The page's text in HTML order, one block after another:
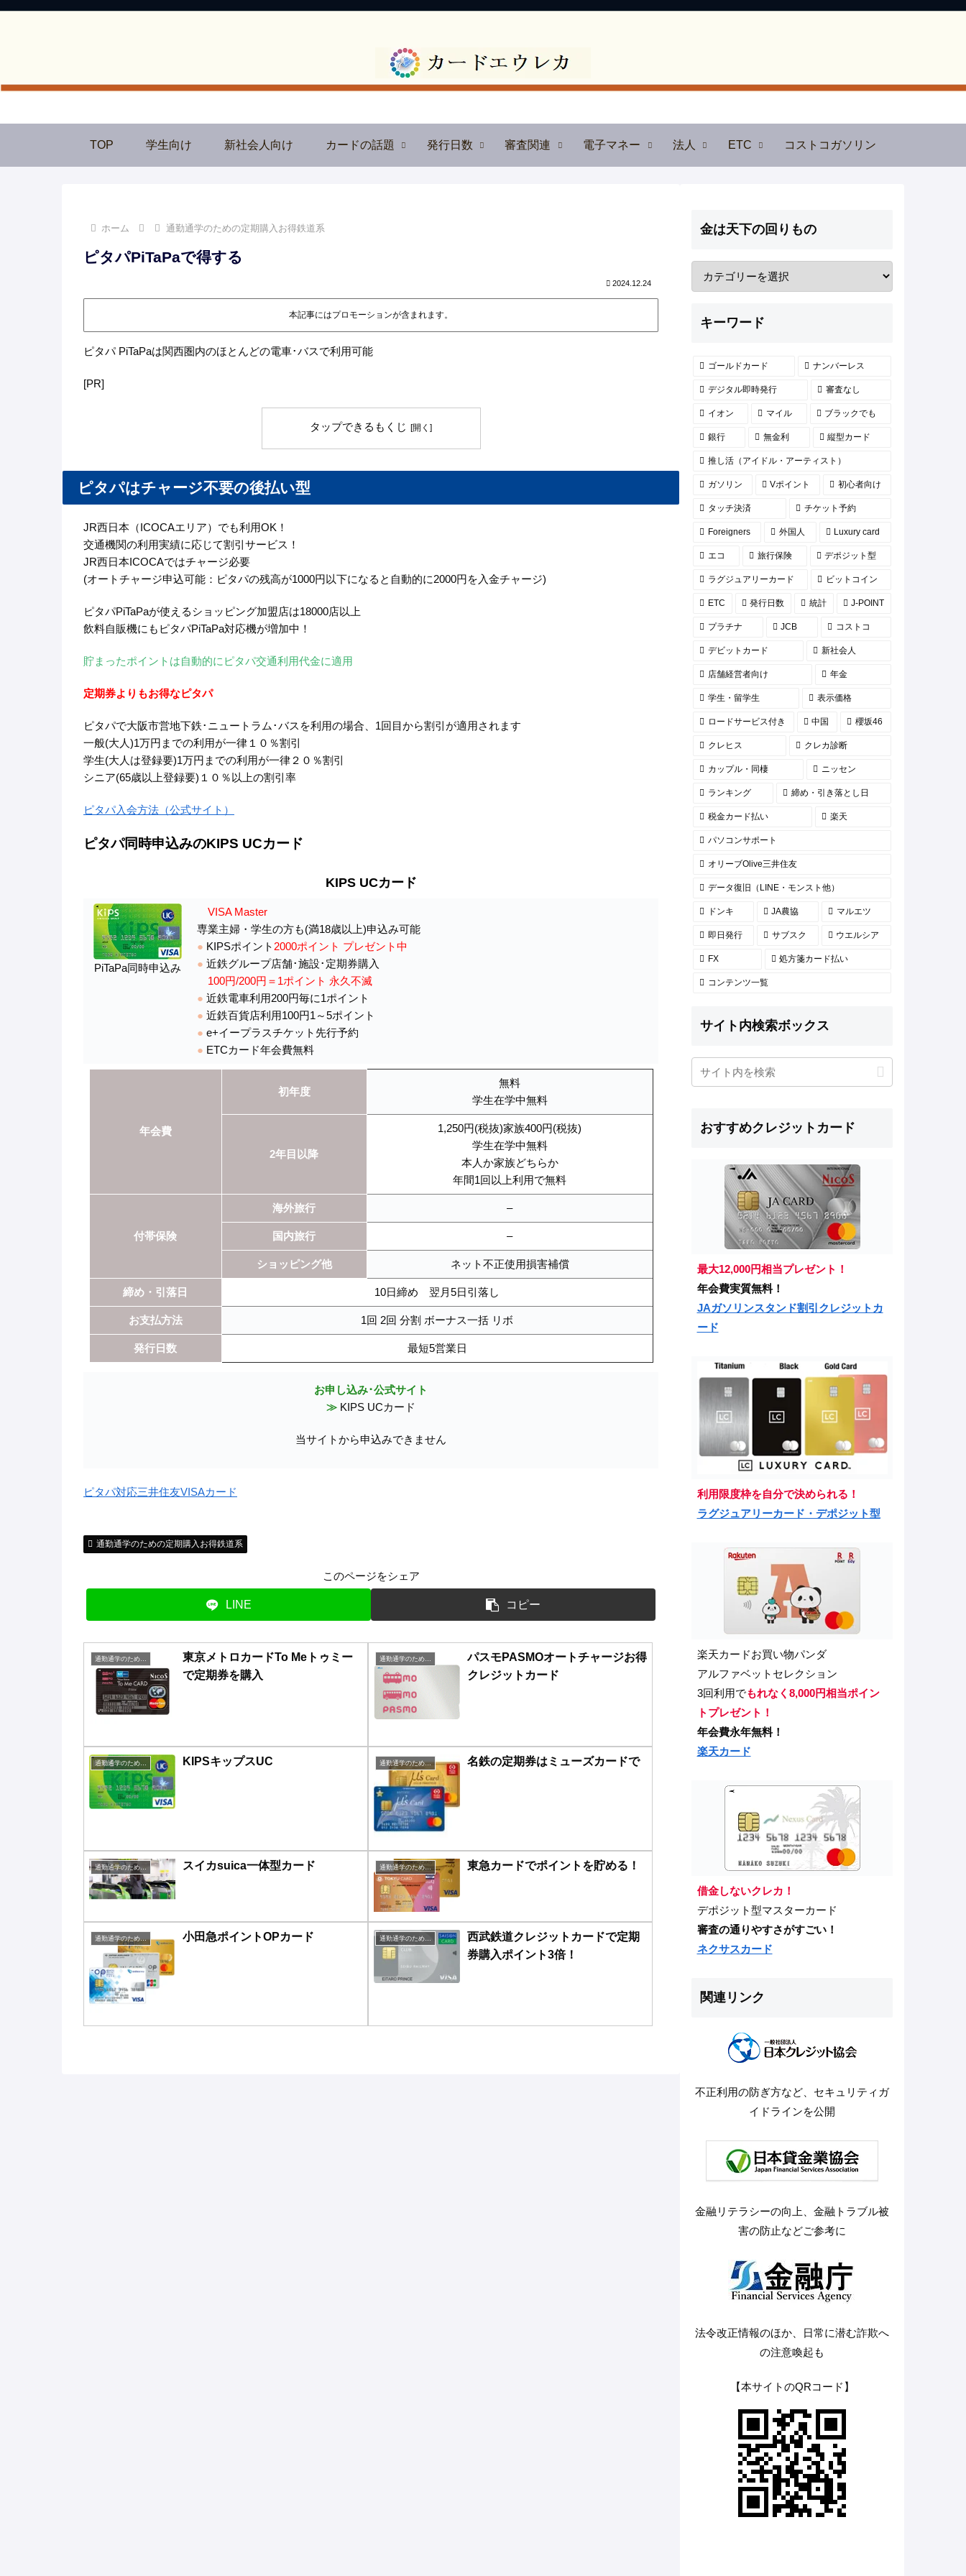
TOP 学生向け 新社会人向け カードの話題 発行日数 審査関連 電子マネー 法人 ETC コストコガソリン
ホーム 通勤通学のための定期購入お得鉄道系
ピタパPiTaPaで得する
2024.12.24
本記事にはプロモーションが含まれます。
ピタパ PiTaPaは関西圏内のほとんどの電車･バスで利用可能
[PR]
タップできるもくじ
ピタパはチャージ不要の後払い型
JR西日本（ICOCAエリア）でも利用OK！
交通機関の利用実績に応じて割引サービス！
JR西日本ICOCAではチャージ必要
(オートチャージ申込可能：ピタパの残高が1000円以下になると自動的に2000円を入金チャージ)
ピタパPiTaPaが使えるショッピング加盟店は18000店以上
飲料自販機にもピタパPiTaPa対応機が増加中！
貯まったポイントは自動的にピタパ交通利用代金に適用
定期券よりもお得なピタパ
ピタパで大阪市営地下鉄･ニュートラム･バスを利用の場合、1回目から割引が適用されます
一般(大人)1万円までの利用が一律１０％割引
学生(大人は登録要)1万円までの利用が一律２０％割引
シニア(65歳以上登録要)１０％以上の割引率
ピタパ入会方法（公式サイト）
ピタパ同時申込みのKIPS UCカード
KIPS UCカード
PiTaPa同時申込み
VISA Master
専業主婦・学生の方も(満18歳以上)申込み可能
● KIPSポイント 2000ポイント プレゼント中
● 近鉄グループ店舗･施設･定期券購入
100円/200円＝1ポイント 永久不滅
● 近鉄電車利用200円毎に1ポイント
● 近鉄百貨店利用100円1～5ポイント
● e+イープラスチケット先行予約
● ETCカード年会費無料
年会費
初年度
無料
学生在学中無料
2年目以降
1,250円(税抜)家族400円(税抜)
学生在学中無料
本人か家族どちらか
年間1回以上利用で無料
付帯保険
海外旅行 –
国内旅行 –
ショッピング他 ネット不正使用損害補償
締め・引落日 10日締め 翌月5日引落し
お支払方法 1回 2回 分割 ボーナス一括 リボ
発行日数 最短5営業日
お申し込み･公式サイト
≫ KIPS UCカード
当サイトから申込みできません
ピタパ対応三井住友VISAカード
通勤通学のための定期購入お得鉄道系
このページをシェア
LINE コピー
通勤通学のための定期購入お得鉄道系
東京メトロカードTo Meトゥミー
で定期券を購入
通勤通学のための定期購入お得鉄道系
パスモPASMOオートチャージお得
クレジットカード
通勤通学のための定期購入お得鉄道系 KIPSキップスUC 通勤通学のための定期購入お得鉄道系 名鉄の定期券はミューズカードで
通勤通学のための定期購入お得鉄道系 スイカsuica一体型カード 通勤通学のための定期購入お得鉄道系 東急カードでポイントを貯める！
通勤通学のための定期購入お得鉄道系 小田急ポイントOPカード 通勤通学のための定期購入お得鉄道系
西武鉄道クレジットカードで定期
券購入ポイント3倍！
金は天下の回りもの
キーワード
ゴールドカード ナンバーレス
デジタル即時発行 審査なし
イオン マイル ブラックでも
銀行 無金利 縦型カード
推し活（アイドル・アーティスト）
ガソリン Vポイント 初心者向け
タッチ決済 チケット予約
Foreigners 外国人 Luxury card
エコ 旅行保険 デポジット型
ラグジュアリーカード ビットコイン
ETC 発行日数 統計 J-POINT
プラチナ JCB コストコ
デビットカード 新社会人
店舗経営者向け 年金
学生・留学生 表示価格
ロードサービス付き 中国 櫻坂46
クレヒス クレカ診断
カップル・同棲 ニッセン
ランキング 締め・引き落とし日
税金カード払い 楽天
パソコンサポート
オリーブOlive三井住友
データ復旧（LINE・モンスト他）
ドンキ JA農協 マルエツ
即日発行 サブスク ウエルシア
FX 処方箋カード払い
コンテンツ一覧
サイト内検索ボックス
おすすめクレジットカード
最大12,000円相当プレゼント！
年会費実質無料！
JAガソリンスタンド割引クレジットカ
ード
利用限度枠を自分で決められる！
ラグジュアリーカード・デポジット型
楽天カードお買い物パンダ
アルファベットセレクション
3回利用でもれなく8,000円相当ポイン
トプレゼント！
年会費永年無料！
楽天カード
借金しないクレカ！
デポジット型マスターカード
審査の通りやすさがすごい！
ネクサスカード
関連リンク
不正利用の防ぎ方など、セキュリティガ
イドラインを公開
金融リテラシーの向上、金融トラブル被
害の防止などご参考に
法令改正情報のほか、日常に潜む詐欺へ
の注意喚起も
【本サイトのQRコード】